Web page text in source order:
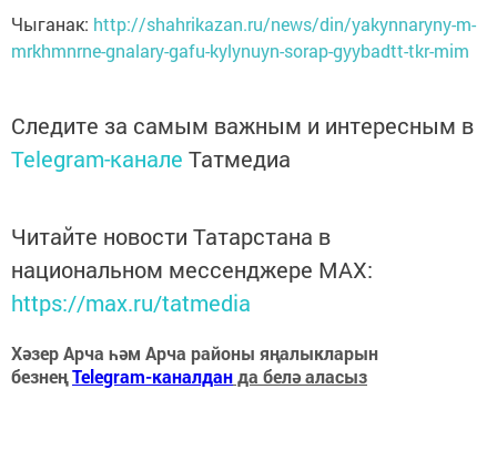
Чыганак: http://shahrikazan.ru/news/din/yakynnaryny-m-
mrkhmnrne-gnalary-gafu-kylynuyn-sorap-gyybadtt-tkr-mim
Следите за самым важным и интересным в
Telegram-канале Татмедиа
Читайте новости Татарстана в
национальном мессенджере MАХ:
https://max.ru/tatmedia
Хәзер Арча һәм Арча районы яңалыкларын
безнеңTelegram-каналданда белә аласыз